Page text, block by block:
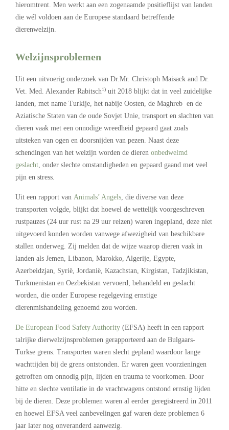
hieromtrent. Men werkt aan een zogenaamde positieflijst van landen
die wél voldoen aan de Europese standaard betreffende
dierenwelzijn.
Welzijnsproblemen
Uit een uitvoerig onderzoek van Dr.Mr. Christoph Maisack and Dr.
Vet. Med. Alexander Rabitsch1) uit 2018 blijkt dat in veel zuidelijke
landen, met name Turkije, het nabije Oosten, de Maghreb en de
Aziatische Staten van de oude Sovjet Unie, transport en slachten van
dieren vaak met een onnodige wreedheid gepaard gaat zoals
uitsteken van ogen en doorsnijden van pezen. Naast deze
schendingen van het welzijn worden de dieren onbedwelmd
geslacht , onder slechte omstandigheden en gepaard gaand met veel
pijn en stress.
Uit een rapport van Animals’ Angels , die diverse van deze
transporten volgde, blijkt dat hoewel de wettelijk voorgeschreven
rustpauzes (24 uur rust na 29 uur reizen) waren ingepland, deze niet
uitgevoerd konden worden vanwege afwezigheid van beschikbare
stallen onderweg. Zij melden dat de wijze waarop dieren vaak in
landen als Jemen, Libanon, Marokko, Algerije, Egypte,
Azerbeidzjan, Syrië, Jordanië, Kazachstan, Kirgistan, Tadzjikistan,
Turkmenistan en Oezbekistan vervoerd, behandeld en geslacht
worden, die onder Europese regelgeving ernstige
dierenmishandeling genoemd zou worden.
De European Food Safety Authority (EFSA) heeft in een rapport
talrijke dierwelzijnsproblemen gerapporteerd aan de Bulgaars-
Turkse grens. Transporten waren slecht gepland waardoor lange
wachttijden bij de grens ontstonden. Er waren geen voorzieningen
getroffen om onnodig pijn, lijden en trauma te voorkomen. Door
hitte en slechte ventilatie in de vrachtwagens ontstond ernstig lijden
bij de dieren. Deze problemen waren al eerder geregistreerd in 2011
en hoewel EFSA veel aanbevelingen gaf waren deze problemen 6
jaar later nog onveranderd aanwezig.